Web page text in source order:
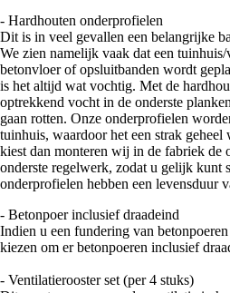
- Hardhouten onderprofielen
Dit is in veel gevallen een belangrijke
We zien namelijk vaak dat een tuinhuis/
betonvloer of opsluitbanden wordt
is het altijd wat vochtig. Met de
optrekkend vocht in de onderste
gaan rotten. Onze onderprofielen
tuinhuis, waardoor het een strak
kiest dan monteren wij in de fabriek de
onderste regelwerk, zodat u gelijk kunt
onderprofielen hebben een levensduur
- Betonpoer inclusief draadeind
Indien u een fundering van
kiezen om er betonpoeren inclusief
- Ventilatierooster set (per 4 stuks)